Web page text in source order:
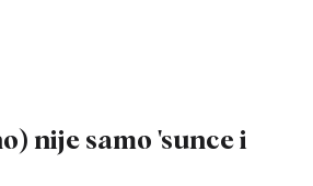
nije samo 'sunce i